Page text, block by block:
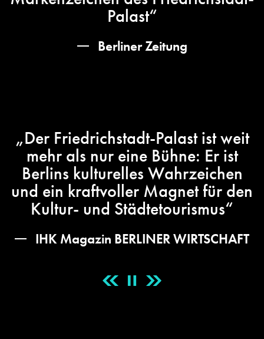
Palast“
Berliner Zeitung
„Der Friedrichstadt-Palast ist weit
mehr als nur eine Bühne: Er ist
Berlins kulturelles Wahrzeichen
und ein kraftvoller Magnet für den
Kultur- und Städtetourismus“
IHK Magazin BERLINER WIRTSCHAFT